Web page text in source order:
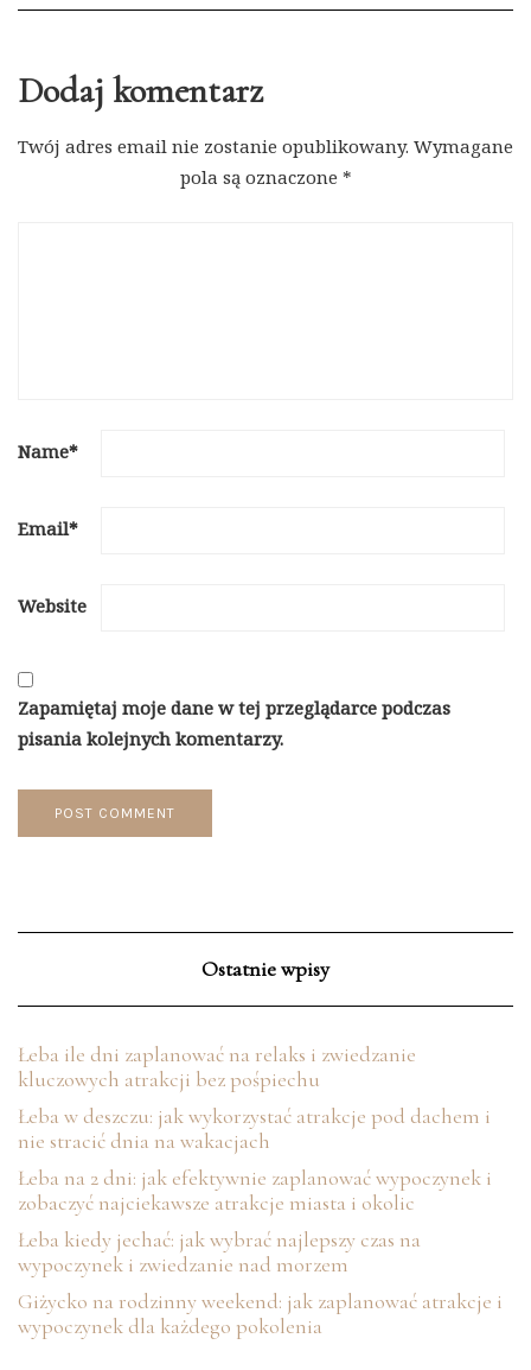
Dodaj komentarz
Twój adres email nie zostanie opublikowany. Wymagane
pola są oznaczone *
Name*
Email*
Website
Zapamiętaj moje dane w tej przeglądarce podczas
pisania kolejnych komentarzy.
Ostatnie wpisy
Łeba ile dni zaplanować na relaks i zwiedzanie
kluczowych atrakcji bez pośpiechu
Łeba w deszczu: jak wykorzystać atrakcje pod dachem i
nie stracić dnia na wakacjach
Łeba na 2 dni: jak efektywnie zaplanować wypoczynek i
zobaczyć najciekawsze atrakcje miasta i okolic
Łeba kiedy jechać: jak wybrać najlepszy czas na
wypoczynek i zwiedzanie nad morzem
Giżycko na rodzinny weekend: jak zaplanować atrakcje i
wypoczynek dla każdego pokolenia